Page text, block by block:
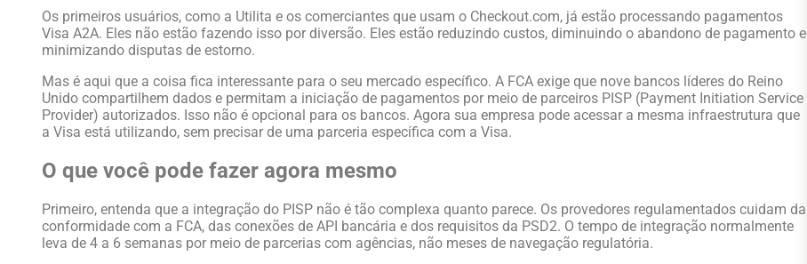
Os primeiros usuários, como a Utilita e os comerciantes que usam o Checkout.com, já estão processando pagamentos
Visa A2A. Eles não estão fazendo isso por diversão. Eles estão reduzindo custos, diminuindo o abandono de pagamento e
minimizando disputas de estorno.
Mas é aqui que a coisa fica interessante para o seu mercado específico. A FCA exige que nove bancos líderes do Reino
Unido compartilhem dados e permitam a iniciação de pagamentos por meio de parceiros PISP (Payment Initiation Service
Provider) autorizados. Isso não é opcional para os bancos. Agora sua empresa pode acessar a mesma infraestrutura que
a Visa está utilizando, sem precisar de uma parceria específica com a Visa.
O que você pode fazer agora mesmo
Primeiro, entenda que a integração do PISP não é tão complexa quanto parece. Os provedores regulamentados cuidam da
conformidade com a FCA, das conexões de API bancária e dos requisitos da PSD2. O tempo de integração normalmente
leva de 4 a 6 semanas por meio de parcerias com agências, não meses de navegação regulatória.